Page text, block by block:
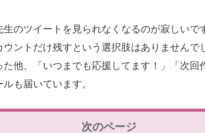
のツイートを見られなくなるのが寂しいで
ウントだけ残すという選択肢はありません
た他、「いつまでも応援してます！」「次
も届いています。